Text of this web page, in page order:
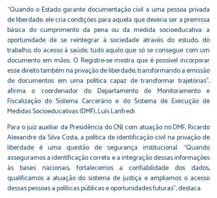
“Quando o Estado garante documentação civil a uma pessoa privada
de liberdade, ele cria condições para aquela que deveria ser a premissa
básica do cumprimento da pena ou da medida socioeducativa: a
oportunidade de se reintegrar à sociedade através do estudo, do
trabalho, do acesso à saúde, tudo aquilo que só se consegue com um
documento em mãos. O Registre-se mostra que é possível incorporar
esse direito também na privação de liberdade, transformando a emissão
de documentos em uma política capaz de transformar trajetórias”,
afirma o coordenador do Departamento de Monitoramento e
Fiscalização do Sistema Carcerário e do Sistema de Execução de
Medidas Socioeducativas (DMF), Luís Lanfredi.
Para o juiz auxiliar da Presidência do CNJ com atuação no DMF, Ricardo
Alexandre da Silva Costa, a política de identificação civil na privação de
liberdade é uma questão de segurança institucional. “Quando
asseguramos a identificação correta e a integração dessas informações
às bases nacionais, fortalecemos a confiabilidade dos dados,
qualificamos a atuação do sistema de justiça e ampliamos o acesso
dessas pessoas a políticas públicas e oportunidades futuras”, destaca.